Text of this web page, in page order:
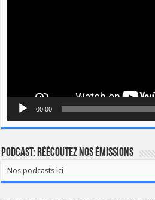
00:00
Podcast: Réécoutez nos émissions
Nos podcasts ici